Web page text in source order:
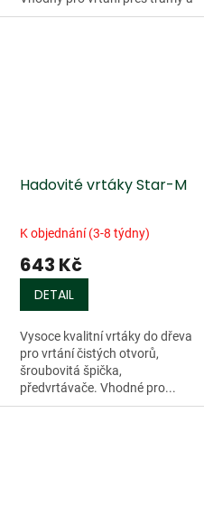
krovy. Pro výrobu srubů a
Hadovité vrtáky Star-M
K objednání (3-8 týdny)
643 Kč
DETAIL
Vysoce kvalitní vrtáky do dřeva
pro vrtání čistých otvorů,
šroubovitá špička,
předvrtávače. Vhodné pro...